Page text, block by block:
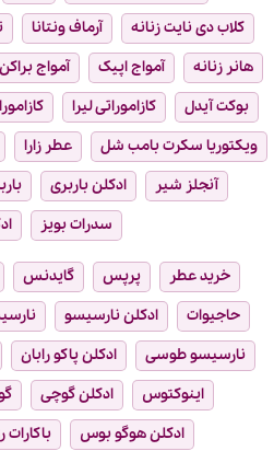
کلاب دی نایت زنانه
آرماف ونتانا
هانر زنانه
آمواج اپیک آمواج براکن
بوکت آیدل
کازاموراتی لیرا
ویکتوریا سکرت بامب شل
عطر زارا
آنجلز شیر
ادکلن باربری
سدرات بویز
خرید عطر پرپس گایدنس
حاجیوات
ادکلن نارسیسو
نارسیسو طوسی
ادکلن پاکو رابان
اینوکتوس
ادکلن گوچی
ادکلن هوگو بوس
باکارات